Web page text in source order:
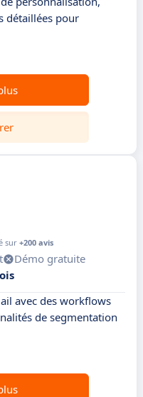
détaillées pour
sur +200 avis
Démo gratuite
avec des workflows
de segmentation